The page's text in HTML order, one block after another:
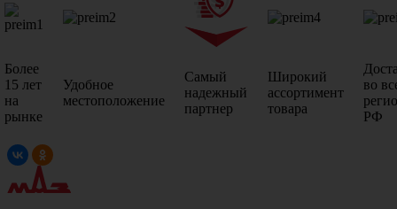
Более
15 лет
на
рынке
Удобное
местоположение
Самый
надежный
партнер
Широкий
ассортимент
товара
во
РФ